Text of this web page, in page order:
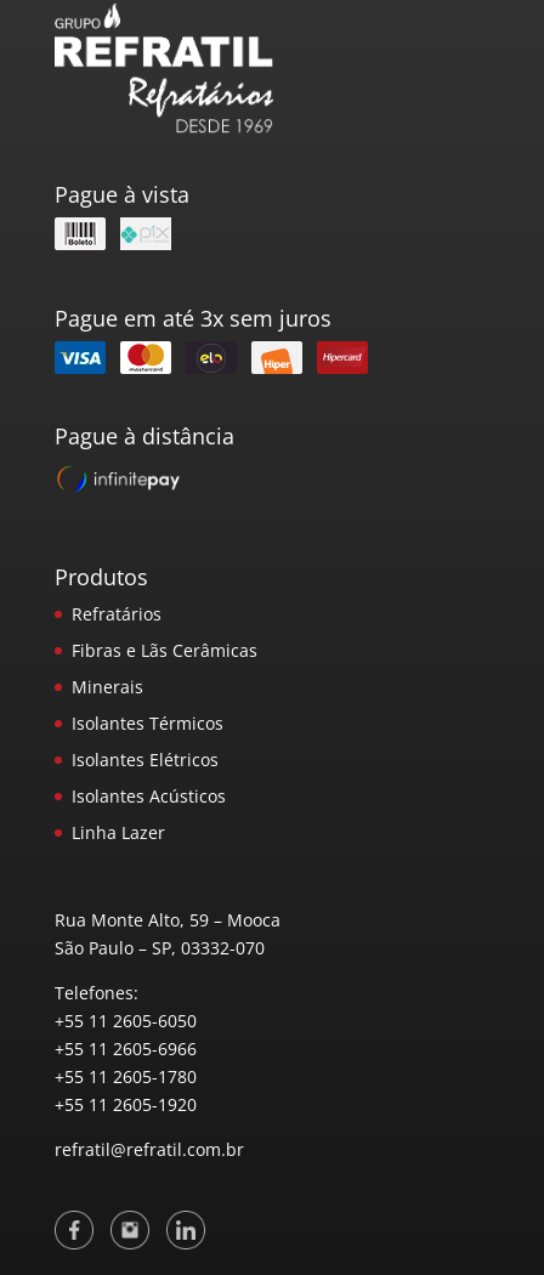
Pague à vista
Pague em até 3x sem juros
Pague à distância
Produtos
Refratários
Fibras e Lãs Cerâmicas
Minerais
Isolantes Térmicos
Isolantes Elétricos
Isolantes Acústicos
Linha Lazer
Rua Monte Alto, 59 – Mooca
São Paulo – SP, 03332-070
Telefones:
+55 11 2605-6050
+55 11 2605-6966
+55 11 2605-1780
+55 11 2605-1920
refratil@refratil.com.br